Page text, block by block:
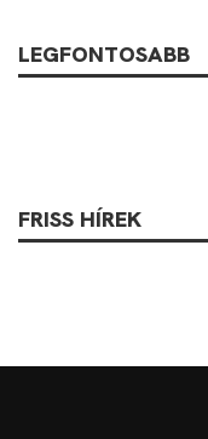
LEGFONTOSABB
FRISS HÍREK